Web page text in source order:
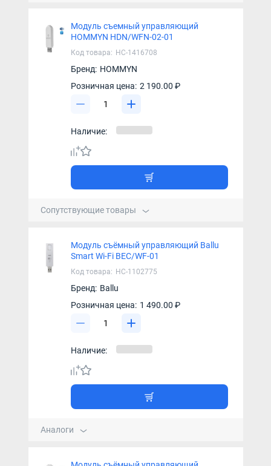
Модуль съемный управляющий
HOMMYN HDN/WFN-02-01
Код товара: НС-1416708
Бренд: HOMMYN
Розничная цена: 2 190.00 ₽
Наличие:
Сопутствующие товары
Модуль съёмный управляющий Ballu
Smart Wi-Fi BEC/WF-01
Код товара: НС-1102775
Бренд: Ballu
Розничная цена: 1 490.00 ₽
Наличие:
Аналоги